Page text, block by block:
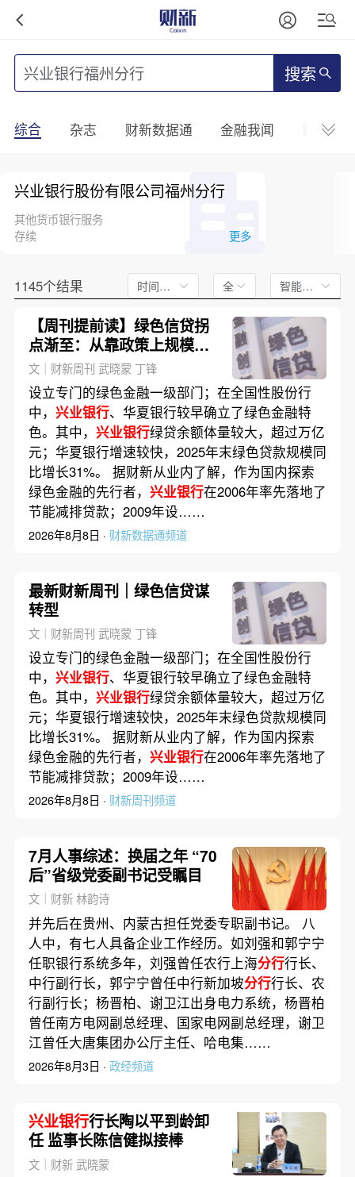
搜索
综合 杂志 财新数据通 金融我闻 财新
兴业银行股份有限公司福州分行
其他货币银行服务
存续
更多
1145个结果 时间不限 全文 智能排序
【周刊提前读】绿色信贷拐
点渐至：从靠政策上规模，
到精细化高质量
文｜财新周刊 武晓蒙 丁锋
设立专门的绿色金融一级部门；在全国性股份行
中， 兴业银行、华夏银行较早确立了绿色金融特
色。其中， 兴业银行绿贷余额体量较大，超过万亿
元；华夏银行增速较快，2025年末绿色贷款规模同
比增长31%。 据财新从业内了解，作为国内探索
绿色金融的先行者， 兴业银行在2006年率先落地了
节能减排贷款；2009年设……
2026年8月8日 · 财新数据通频道
最新财新周刊｜绿色信贷谋
转型
文｜财新周刊 武晓蒙 丁锋
设立专门的绿色金融一级部门；在全国性股份行
中， 兴业银行、华夏银行较早确立了绿色金融特
色。其中， 兴业银行绿贷余额体量较大，超过万亿
元；华夏银行增速较快，2025年末绿色贷款规模同
比增长31%。 据财新从业内了解，作为国内探索
绿色金融的先行者， 兴业银行在2006年率先落地了
节能减排贷款；2009年设……
2026年8月8日 · 财新周刊频道
7月人事综述：换届之年 “70
后”省级党委副书记受瞩目
文｜财新 林韵诗
并先后在贵州、内蒙古担任党委专职副书记。 八
人中，有七人具备企业工作经历。如刘强和郭宁宁
任职银行系统多年，刘强曾任农行上海分行行长、
中行副行长，郭宁宁曾任中行新加坡分行行长、农
行副行长；杨晋柏、谢卫江出身电力系统，杨晋柏
曾任南方电网副总经理、国家电网副总经理，谢卫
江曾任大唐集团办公厅主任、哈电集……
2026年8月3日 · 政经频道
兴业银行行长陶以平到龄卸
任 监事长陈信健拟接棒
文｜财新 武晓蒙